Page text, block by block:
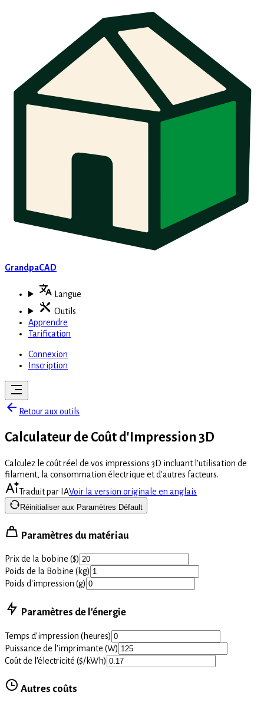
GrandpaCAD
Langue
Outils
Apprendre
Tarification
Connexion
Inscription
Retour aux outils
Calculateur de Coût d'Impression 3D
Calculez le coût réel de vos impressions 3D incluant l'utilisation de
filament, la consommation électrique et d'autres facteurs.
Traduit par IAVoir la version originale en anglais
Réinitialiser aux Paramètres Défault
Paramètres du matériau
Prix de la bobine ($)
Poids de la Bobine (kg)
Poids d'impression (g)
Paramètres de l'énergie
Temps d'impression (heures)
Puissance de l'imprimante (W)
Coût de l'électricité ($/kWh)
Autres coûts